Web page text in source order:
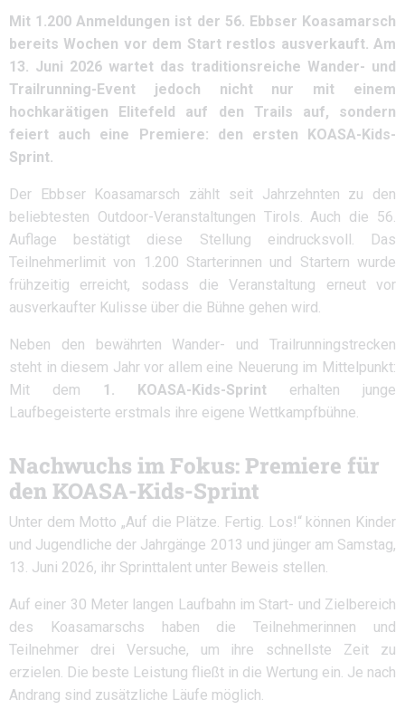
Mit 1.200 Anmeldungen ist der 56. Ebbser Koasamarsch
bereits Wochen vor dem Start restlos ausverkauft. Am
13. Juni 2026 wartet das traditionsreiche Wander- und
Trailrunning-Event jedoch nicht nur mit einem
hochkarätigen Elitefeld auf den Trails auf, sondern
feiert auch eine Premiere: den ersten KOASA-Kids-
Sprint.
Der Ebbser Koasamarsch zählt seit Jahrzehnten zu den
beliebtesten Outdoor-Veranstaltungen Tirols. Auch die 56.
Auflage bestätigt diese Stellung eindrucksvoll. Das
Teilnehmerlimit von 1.200 Starterinnen und Startern wurde
frühzeitig erreicht, sodass die Veranstaltung erneut vor
ausverkaufter Kulisse über die Bühne gehen wird.
Neben den bewährten Wander- und Trailrunningstrecken
steht in diesem Jahr vor allem eine Neuerung im Mittelpunkt:
Mit dem
1. KOASA-Kids-Sprint erhalten junge
Laufbegeisterte erstmals ihre eigene Wettkampfbühne.
Nachwuchs im Fokus: Premiere für
den KOASA-Kids-Sprint
Unter dem Motto „Auf die Plätze. Fertig. Los!“ können Kinder
und Jugendliche der Jahrgänge 2013 und jünger am Samstag,
13. Juni 2026, ihr Sprinttalent unter Beweis stellen.
Auf einer 30 Meter langen Laufbahn im Start- und Zielbereich
des Koasamarschs haben die Teilnehmerinnen und
Teilnehmer drei Versuche, um ihre schnellste Zeit zu
erzielen. Die beste Leistung fließt in die Wertung ein. Je nach
Andrang sind zusätzliche Läufe möglich.